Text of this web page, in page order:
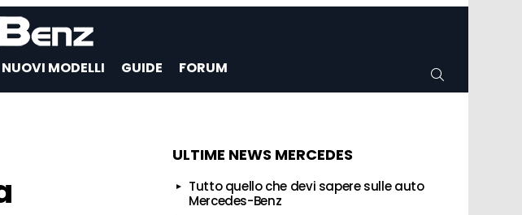
NUOVI MODELLI GUIDE FORUM
ULTIME NEWS MERCEDES
Tutto quello che devi sapere sulle auto
Mercedes-Benz